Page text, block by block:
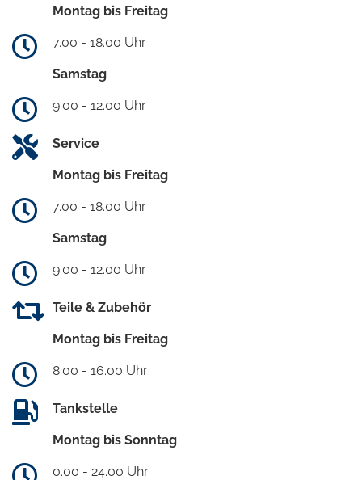
Montag bis Freitag
7.00 - 18.00 Uhr
Samstag
9.00 - 12.00 Uhr
Service
Montag bis Freitag
7.00 - 18.00 Uhr
Samstag
9.00 - 12.00 Uhr
Teile & Zubehör
Montag bis Freitag
8.00 - 16.00 Uhr
Tankstelle
Montag bis Sonntag
0.00 - 24.00 Uhr